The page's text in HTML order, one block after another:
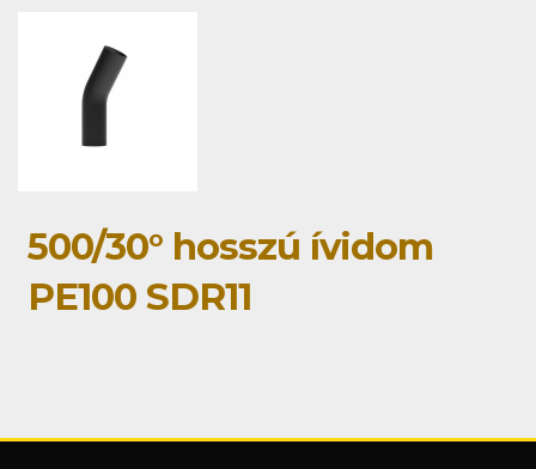
500/30° hosszú ívidom
PE100 SDR11